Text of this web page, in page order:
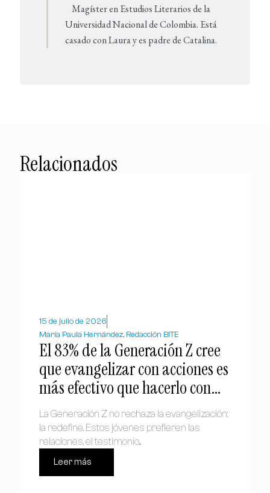
Magíster en Estudios Literarios de la
Universidad Nacional de Colombia. Está
casado con Laura y es padre de Catalina.
Relacionados
15 de julio de 2026
María Paula Hernández, Redacción BITE
El 83% de la Generación Z cree
que evangelizar con acciones es
más efectivo que hacerlo con
palabras
La Generación Z no rechaza la evangelización;
la redefine. Estos jóvenes prefieren las
relaciones, el testimonio...
Leer más